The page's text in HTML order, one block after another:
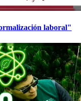
laboral"